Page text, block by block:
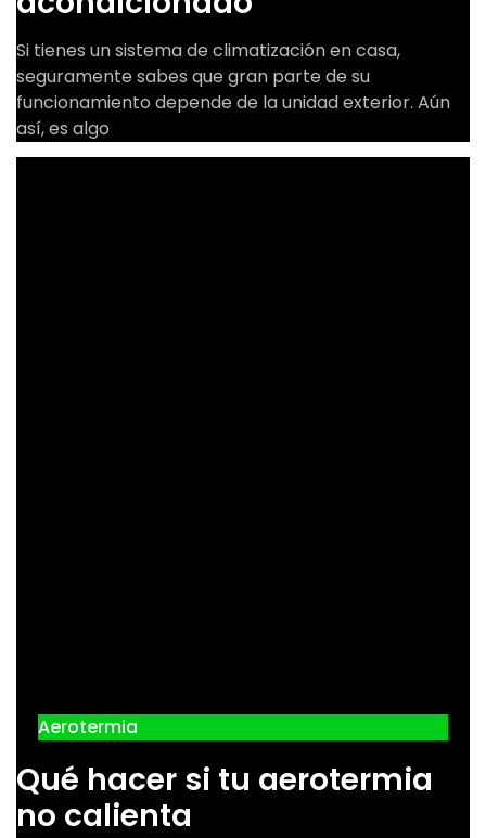
Si tienes un sistema de climatización en casa,
seguramente sabes que gran parte de su
funcionamiento depende de la unidad exterior. Aún
así, es algo
Aerotermia
Qué hacer si tu aerotermia
no calienta